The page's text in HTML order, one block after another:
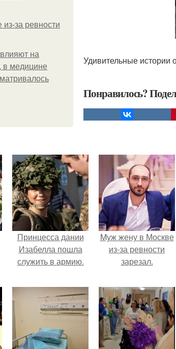
за ревности
на
в медицине
Удивительные истории
Понравилось?
Принцесса дании
Изабелла пошла
служить в армию.
Mуж жену в Москве
из-за ревности
зарезал.